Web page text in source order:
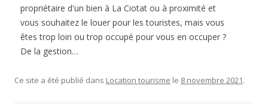
propriétaire d'un bien à La Ciotat ou à proximité et
vous souhaitez le louer pour les touristes, mais vous
êtes trop loin ou trop occupé pour vous en occuper ?
De la gestion…
Ce site a été publié dans Location tourisme le 8 novembre 2021.